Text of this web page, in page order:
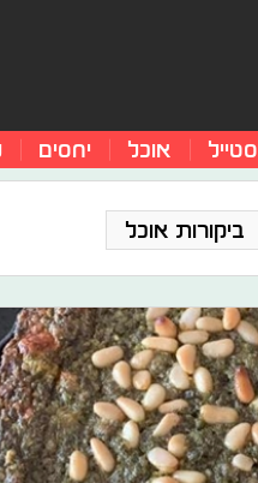
סטייל אוכל יחסים
ביקורות אוכל